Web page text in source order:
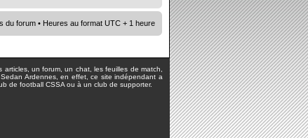
du forum • Heures au format UTC + 1 heure
un forum, un chat, les feuilles de match,
Ardennes, en effet, ce site indépendant a
de football CSSA ou à un club de supporter.